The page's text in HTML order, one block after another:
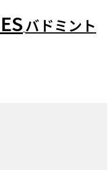
バドミント